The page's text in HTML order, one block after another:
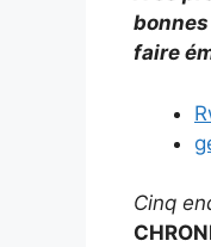
faire
Cinq